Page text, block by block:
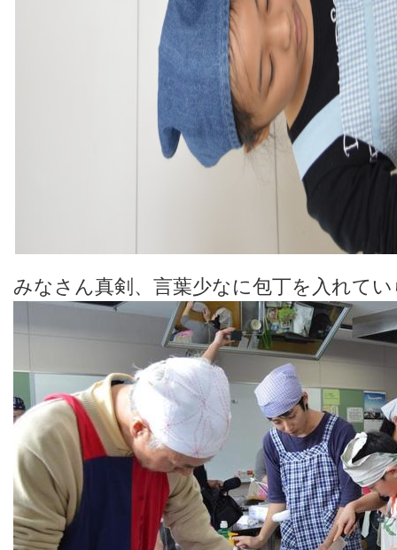
みなさん真剣、言葉少なに包丁を入れて